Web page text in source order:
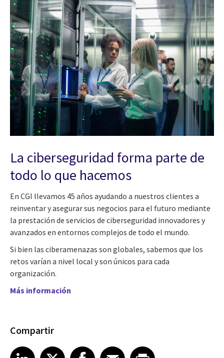
La ciberseguridad forma parte de
todo lo que hacemos
En CGI llevamos 45 años ayudando a nuestros clientes a
reinventar y asegurar sus negocios para el futuro mediante
la prestación de servicios de ciberseguridad innovadores y
avanzados en entornos complejos de todo el mundo.
Si bien las ciberamenazas son globales, sabemos que los
retos varían a nivel local y son únicos para cada
organización.
Más información
Compartir
Share article on LinkedIn
LinkedIn
Share article on XShare article on Facebook
Facebook
Share article on Email
EmailShare article on Print